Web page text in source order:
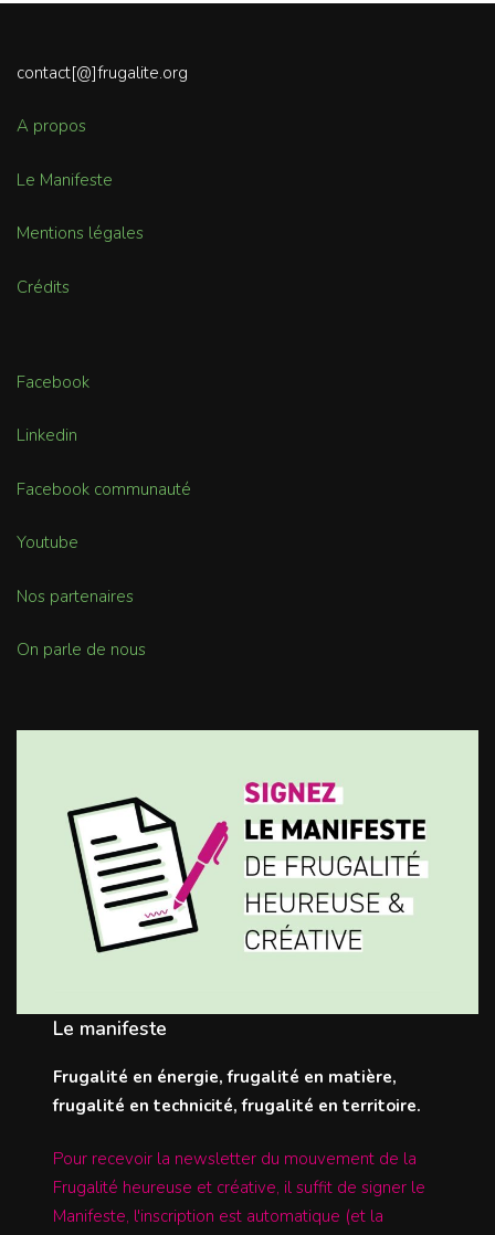
contact[@]frugalite.org
A propos
Le Manifeste
Mentions légales
Crédits
Facebook
Linkedin
Facebook communauté
Youtube
Nos partenaires
On parle de nous
Le manifeste
Frugalité en énergie, frugalité en matière,
frugalité en technicité, frugalité en territoire.
Pour recevoir la newsletter du mouvement de la
Frugalité heureuse et créative, il suffit de signer le
Manifeste, l'inscription est automatique (et la